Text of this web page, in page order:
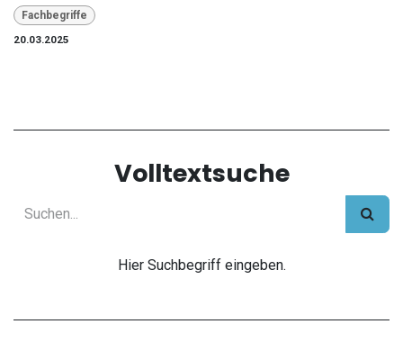
Fachbegriffe
20.03.2025
Volltextsuche
Hier Suchbegriff eingeben.